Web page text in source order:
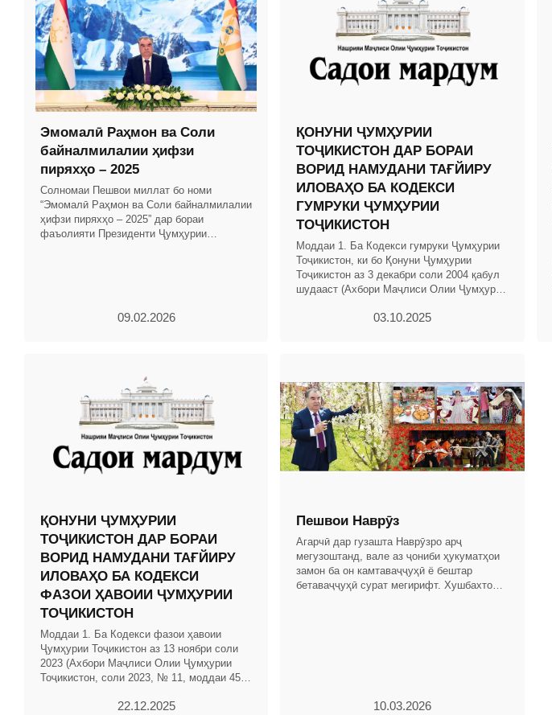
Эмомалӣ Раҳмон ва Соли
байналмилалии ҳифзи
пиряхҳо – 2025
Солномаи Пешвои миллат бо номи
“Эмомалӣ Раҳмон ва Соли байналмилалии
ҳифзи пиряхҳо – 2025” дар бораи
фаъолияти Президенти Ҷумҳурии
09.02.2026
ҚОНУНИ ҶУМҲУРИИ
ТОҶИКИСТОН ДАР БОРАИ
ВОРИД НАМУДАНИ ТАҒЙИРУ
ИЛОВАҲО БА КОДЕКСИ
ГУМРУКИ ҶУМҲУРИИ
ТОҶИКИСТОН
Моддаи 1. Ба Кодекси гумруки Ҷумҳурии
Тоҷикистон, ки бо Қонуни Ҷумҳурии
Тоҷикистон аз 3 декабри соли 2004 қабул
шудааст (Ахбори Маҷлиси Олии Ҷумҳурии
03.10.2025
ҚОНУНИ ҶУМҲУРИИ
ТОҶИКИСТОН ДАР БОРАИ
ВОРИД НАМУДАНИ ТАҒЙИРУ
ИЛОВАҲО БА КОДЕКСИ
ФАЗОИ ҲАВОИИ ҶУМҲУРИИ
ТОҶИКИСТОН
Моддаи 1. Ба Кодекси фазои ҳавоии
Ҷумҳурии Тоҷикистон аз 13 ноябри соли
2023 (Ахбори Маҷлиси Олии Ҷумҳурии
Тоҷикистон, соли 2023, № 11, моддаи 456)
22.12.2025
Пешвои Наврӯз
Агарчӣ дар гузашта Наврӯзро арҷ
мегузоштанд, вале аз ҷониби ҳукуматҳои
замон ба он камтаваҷҷуҳӣ ё бештар
бетаваҷҷуҳӣ сурат мегирифт. Хушбахтона,
10.03.2026